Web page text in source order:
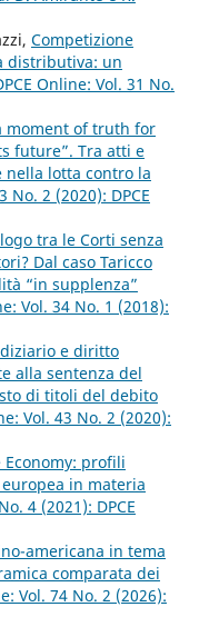
Competizione
distributiva: un
Online: Vol. 31 No.
moment of truth for
future”. Tra atti e
lotta contro la
No. 2 (2020): DPCE
tra le Corti senza
Dal caso Taricco
“in supplenza”
Vol. 34 No. 1 (2018):
e diritto
alla sentenza del
di titoli del debito
Vol. 43 No. 2 (2020):
Economy: profili
in materia
4 (2021): DPCE
americana in tema
comparata dei
Vol. 74 No. 2 (2026):